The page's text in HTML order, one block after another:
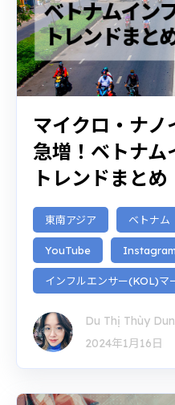
マイクロ・ナノ
急増！ベトナム
トレンドまとめ
東南アジア ベトナム
YouTube Instagram
インフルエンサー(KOL)マ
Du Thị Thùy
2024年1月16日